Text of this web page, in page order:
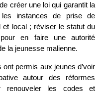
créer une loi qui garantit la
les instances de prise de
et local ; réviser le statut du
en faire une autorité
la jeunesse malienne.
permis aux jeunes d’voir
autour des réformes
renouveler les codes et